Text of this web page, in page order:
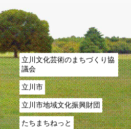
立川文化芸術のまちづくり協
議会
立川市
立川市地域文化振興財団
たちまちねっと